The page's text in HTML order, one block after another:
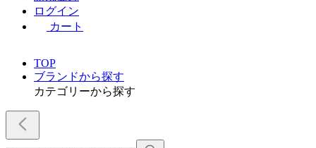
ログイン
カート
TOP
ブランドから探す
カテゴリーから探す